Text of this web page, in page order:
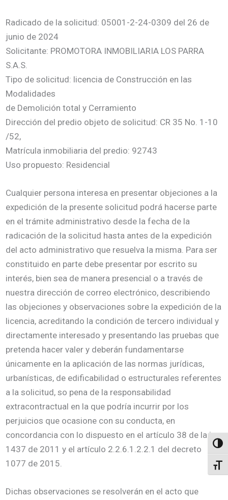
Radicado de la solicitud: 05001-2-24-0309 del 26 de
junio de 2024
Solicitante: PROMOTORA INMOBILIARIA LOS PARRA
S.A.S.
Tipo de solicitud: licencia de Construcción en las
Modalidades
de Demolición total y Cerramiento
Dirección del predio objeto de solicitud: CR 35 No. 1-10
/52,
Matrícula inmobiliaria del predio: 92743
Uso propuesto: Residencial
Cualquier persona interesa en presentar objeciones a la
expedición de la presente solicitud podrá hacerse parte
en el trámite administrativo desde la fecha de la
radicación de la solicitud hasta antes de la expedición
del acto administrativo que resuelva la misma. Para ser
constituido en parte debe presentar por escrito su
interés, bien sea de manera presencial o a través de
nuestra dirección de correo electrónico, describiendo
las objeciones y observaciones sobre la expedición de la
licencia, acreditando la condición de tercero individual y
directamente interesado y presentando las pruebas que
pretenda hacer valer y deberán fundamentarse
únicamente en la aplicación de las normas jurídicas,
urbanísticas, de edificabilidad o estructurales referentes
a la solicitud, so pena de la responsabilidad
extracontractual en la que podría incurrir por los
perjuicios que ocasione con su conducta, en
concordancia con lo dispuesto en el artículo 38 de la ley
1437 de 2011 y el artículo 2.2.6.1.2.2.1 del decreto
1077 de 2015.
Dichas observaciones se resolverán en el acto que